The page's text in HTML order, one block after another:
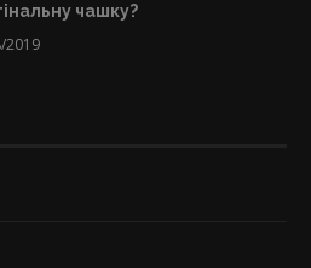
чашку?
2019